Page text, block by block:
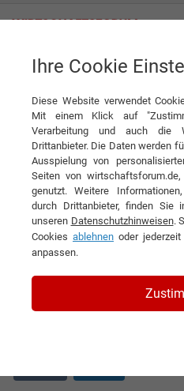
Anemos S.p.A
Interviews der
Ihre Cookie
Diese Website verwendet
Mit einem Klick auf
Verarbeitung und auch die
Drittanbieter. Die Daten werden
Ausspielung von
Seiten von
genutzt. Weitere
durch Drittanbieter, finden Sie
unseren Datenschutzhinweisen.
Cookies ablehnen oder
anpassen.